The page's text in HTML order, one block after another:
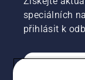
speciálních
přihlásit k